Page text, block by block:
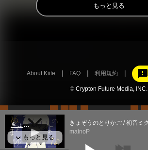
もっと見る
About Kiite FAQ 利用規約 feedback
© Crypton Future Media, INC.
きょぞうのとりかご / 初音ミク
mainoP